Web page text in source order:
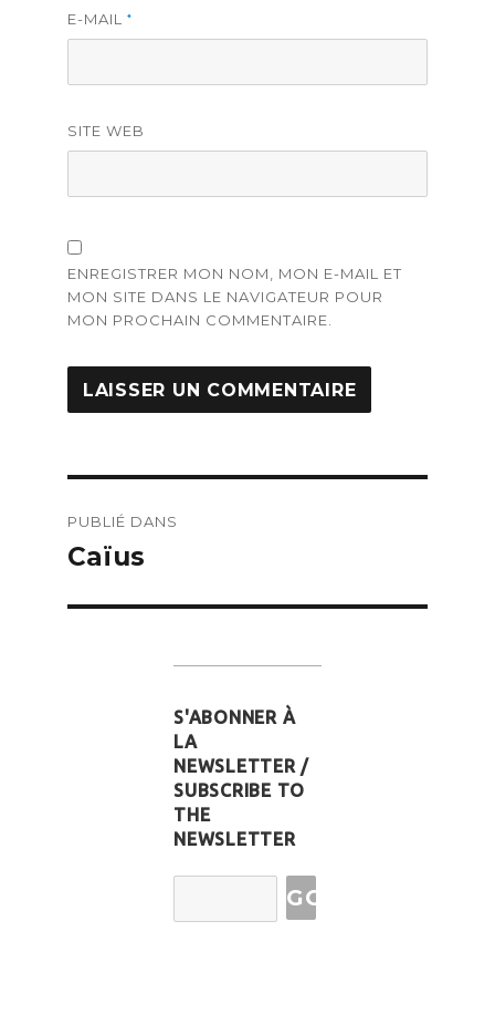
E-MAIL *
SITE WEB
ENREGISTRER MON NOM, MON E-MAIL ET
MON SITE DANS LE NAVIGATEUR POUR
MON PROCHAIN COMMENTAIRE.
de
PUBLIÉ DANS
Caïus
S'ABONNER À
LA
NEWSLETTER /
SUBSCRIBE TO
THE
NEWSLETTER
Email
Address